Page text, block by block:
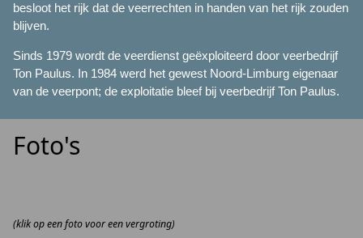
besloot het rijk dat de veerrechten in handen van het rijk zouden
blijven.
Sinds 1979 wordt de veerdienst geëxploiteerd door veerbedrijf
Ton Paulus. In 1984 werd het gewest Noord-Limburg eigenaar
van de veerpont; de exploitatie bleef bij veerbedrijf Ton Paulus.
Foto's
(klik op een foto voor een vergroting)